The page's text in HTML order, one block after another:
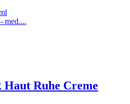
med....
Ruhe Creme